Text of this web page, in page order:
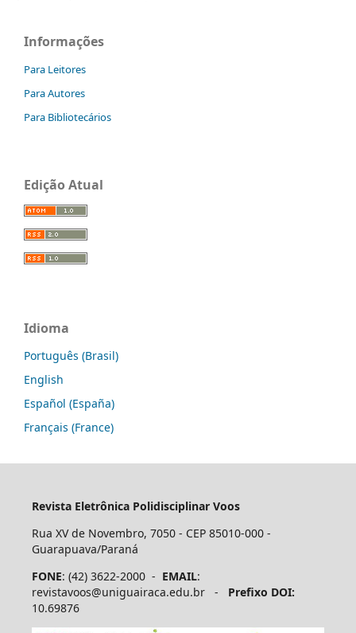
Informações
Para Leitores
Para Autores
Para Bibliotecários
Edição Atual
Idioma
Português (Brasil)
English
Español (España)
Français (France)
Revista Eletrônica Polidisciplinar Voos
Rua XV de Novembro, 7050 - CEP 85010-000 -
Guarapuava/Paraná
FONE: (42) 3622-2000 - EMAIL:
revistavoos@uniguairaca.edu.br - Prefixo DOI:
10.69876